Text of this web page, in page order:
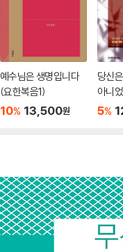
예수님은 생명입니다
(요한복음1)
10% 13,500원
당신
아니
5%